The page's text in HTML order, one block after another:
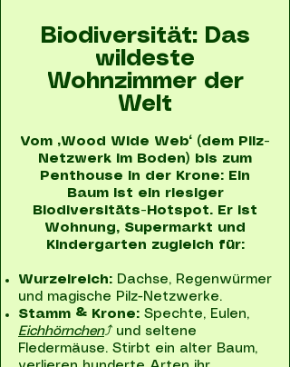
Biodiversität: Das
wildeste
Wohnzimmer der
Welt
Vom „Wood Wide Web“ (dem Pilz-
Netzwerk im Boden) bis zum
Penthouse in der Krone: Ein
Baum ist ein riesiger
Biodiversitäts-Hotspot. Er ist
Wohnung, Supermarkt und
Kindergarten zugleich für:
Wurzelreich: Dachse, Regenwürmer
und magische Pilz-Netzwerke.
Stamm & Krone: Spechte, Eulen,
Eichhörnchen⤴und seltene
Fledermäuse. Stirbt ein alter Baum,